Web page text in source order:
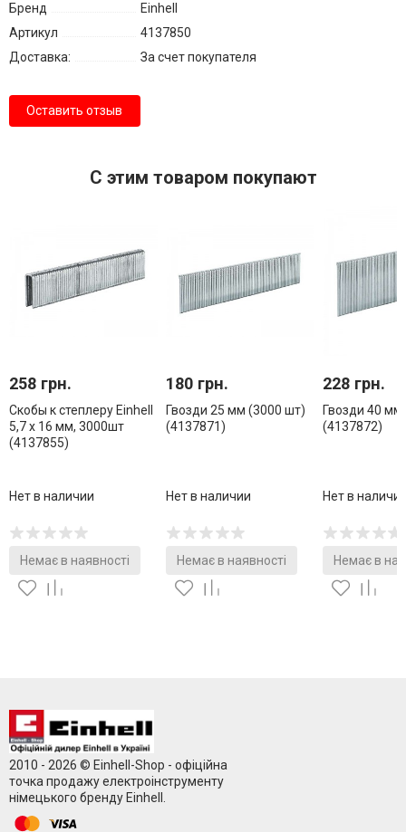
Бренд
Einhell
Артикул
4137850
Доставка:
За счет покупателя
Оставить отзыв
С этим товаром покупают
258 грн.
Скобы к степлеру Einhell
5,7 х 16 мм, 3000шт
(4137855)
Нет в наличии
Немає в наявності
180 грн.
Гвозди 25 мм (3000 шт)
(4137871)
Нет в наличии
Немає в наявності
228 грн.
Гвозди 40
(4137872)
Нет в
Немає в
2010 - 2026 © Einhell-Shop - офіційна
точка продажу електроінструменту
німецького бренду Einhell.